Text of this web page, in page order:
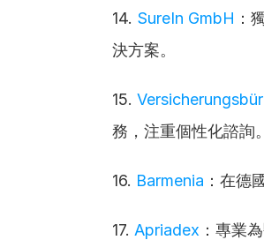
14. SureIn GmbH ：
決方案。
15.
務，注重個性化諮詢。
16. Barmenia ：在德
17. Apriadex ：專業